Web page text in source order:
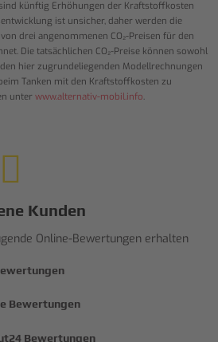
künftig Erhöhungen der Kraftstoffkosten
ist unsicher, daher werden die
drei angenommenen CO₂-Preisen für den
Die tatsächlichen CO₂-Preise können sowohl
hier zugrundeliegenden Modellrechnungen
Tanken mit den Kraftstoffkosten zu
unter www.alternativ-mobil.info.
Kunden
Online-Bewertungen erhalten
Bewertungen
Bewertungen